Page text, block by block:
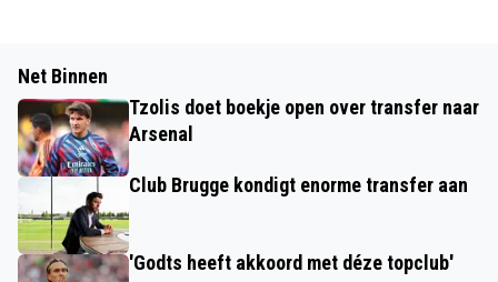
Net Binnen
Tzolis doet boekje open over transfer naar
Arsenal
Club Brugge kondigt enorme transfer aan
'Godts heeft akkoord met déze topclub'